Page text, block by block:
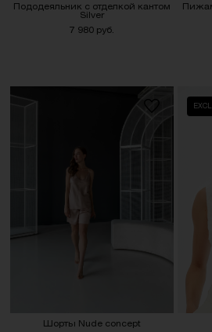
Пододеяльник с отделкой кантом
Silver
7 980 руб.
Шорты Nude concept